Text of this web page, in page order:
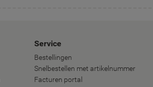
Service
Bestellingen
Snelbestellen met artikelnummer
Facturen portal